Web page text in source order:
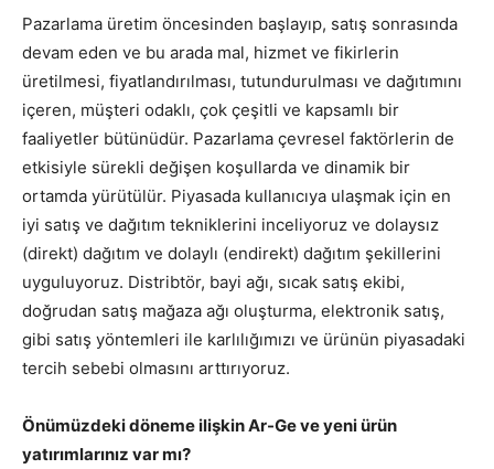
Pazarlama üretim öncesinden başlayıp, satış sonrasında
devam eden ve bu arada mal, hizmet ve fikirlerin
üretilmesi, fiyatlandırılması, tutundurulması ve dağıtımını
içeren, müşteri odaklı, çok çeşitli ve kapsamlı bir
faaliyetler bütünüdür. Pazarlama çevresel faktörlerin de
etkisiyle sürekli değişen koşullarda ve dinamik bir
ortamda yürütülür. Piyasada kullanıcıya ulaşmak için en
iyi satış ve dağıtım tekniklerini inceliyoruz ve dolaysız
(direkt) dağıtım ve dolaylı (endirekt) dağıtım şekillerini
uyguluyoruz. Distribtör, bayi ağı, sıcak satış ekibi,
doğrudan satış mağaza ağı oluşturma, elektronik satış,
gibi satış yöntemleri ile karlılığımızı ve ürünün piyasadaki
tercih sebebi olmasını arttırıyoruz.
Önümüzdeki döneme ilişkin Ar-Ge ve yeni ürün
yatırımlarınız var mı?